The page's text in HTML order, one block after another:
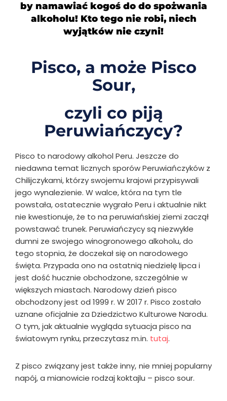
by namawiać kogoś do do spożwania
alkoholu! Kto tego nie robi, niech
wyjątków nie czyni!
Pisco, a może Pisco
Sour,
czyli co piją
Peruwiańczycy?
Pisco to narodowy alkohol Peru. Jeszcze do
niedawna temat licznych sporów Peruwiańczyków z
Chilijczykami, którzy swojemu krajowi przypisywali
jego wynalezienie. W walce, która na tym tle
powstała, ostatecznie wygrało Peru i aktualnie nikt
nie kwestionuje, że to na peruwiańskiej ziemi zaczął
powstawać trunek. Peruwiańczycy są niezwykle
dumni ze swojego winogronowego alkoholu, do
tego stopnia, że doczekał się on narodowego
święta. Przypada ono na ostatnią niedzielę lipca i
jest dość hucznie obchodzone, szczególnie w
większych miastach. Narodowy dzień pisco
obchodzony jest od 1999 r. W 2017 r. Pisco zostało
uznane oficjalnie za Dziedzictwo Kulturowe Narodu.
O tym, jak aktualnie wygląda sytuacja pisco na
światowym rynku, przeczytasz m.in. tutaj.
Z pisco związany jest także inny, nie mniej popularny
napój, a mianowicie rodzaj koktajlu – pisco sour.